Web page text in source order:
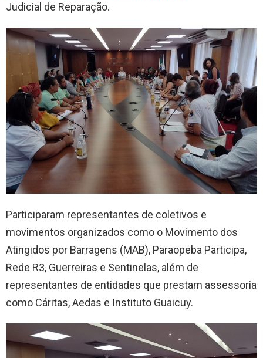
Judicial de Reparação.
Participaram representantes de coletivos e
movimentos organizados como o Movimento dos
Atingidos por Barragens (MAB), Paraopeba Participa,
Rede R3, Guerreiras e Sentinelas, além de
representantes de entidades que prestam assessoria
como Cáritas, Aedas e Instituto Guaicuy.